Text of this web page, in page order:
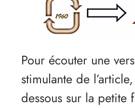
Pour écouter une
stimulante de
dessous sur la petite